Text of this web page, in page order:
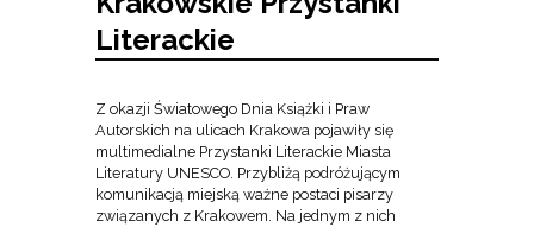
Literackie
Z okazji Światowego Dnia Książki i Praw
Autorskich na ulicach Krakowa pojawiły się
multimedialne Przystanki Literackie Miasta
Literatury UNESCO. Przybliżą podróżującym
komunikacją miejską ważne postaci pisarzy
związanych z Krakowem. Na jednym z nich